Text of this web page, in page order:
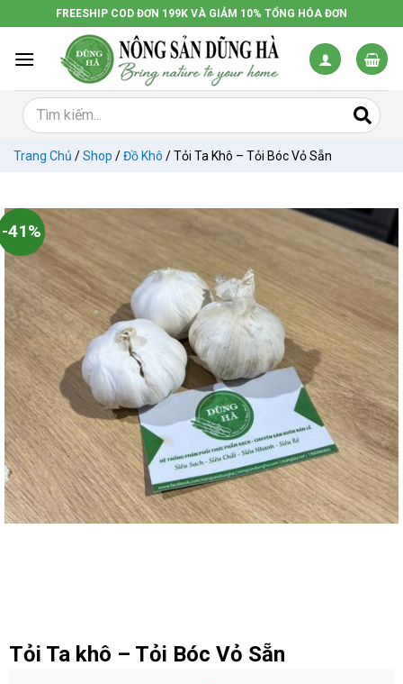
đến
dung
FREESHIP COD ĐƠN 199K VÀ GIẢM 10% TỔNG HÓA ĐƠN
Trang Chủ /Shop /Đồ Khô /Tỏi Ta Khô – Tỏi Bóc Vỏ Sẵn
-41%
Tỏi Ta khô – Tỏi Bóc Vỏ Sẵn